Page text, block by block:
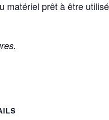
matériel prêt à être